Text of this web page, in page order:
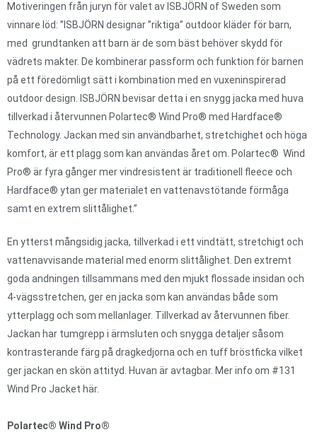
Motiveringen från juryn för valet av ISBJÖRN of Sweden som
vinnare löd: ”ISBJÖRN designar ”riktiga” outdoor kläder för barn,
med grundtanken att barn är de som bäst behöver skydd för
vädrets makter. De kombinerar passform och funktion för barnen
på ett föredömligt sätt i kombination med en vuxeninspirerad
outdoor design. ISBJÖRN bevisar detta i en snygg jacka med huva
tillverkad i återvunnen Polartec® Wind Pro® med Hardface®
Technology. Jackan med sin användbarhet, stretchighet och höga
komfort, är ett plagg som kan användas året om. Polartec® Wind
Pro® är fyra gånger mer vindresistent är traditionell fleece och
Hardface® ytan ger materialet en vattenavstötande förmåga
samt en extrem slittålighet.”
En ytterst mångsidig jacka, tillverkad i ett vindtätt, stretchigt och
vattenavvisande material med enorm slittålighet. Den extremt
goda andningen tillsammans med den mjukt flossade insidan och
4-vägsstretchen, ger en jacka som kan användas både som
ytterplagg och som mellanlager. Tillverkad av återvunnen fiber.
Jackan har tumgrepp i ärmsluten och snygga detaljer såsom
kontrasterande färg på dragkedjorna och en tuff bröstficka vilket
ger jackan en skön attityd. Huvan är avtagbar. Mer info om #131
Wind Pro Jacket här.
Polartec® Wind Pro®